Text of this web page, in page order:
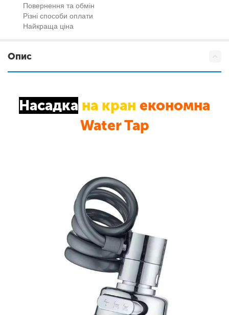
Повернення та обмін
Різні способи оплати
Найкраща ціна
Опис
Насадка на кран економна
Water Tap